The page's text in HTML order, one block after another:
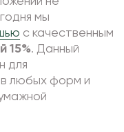
мы
с качественным
15%. Данный
для
любых форм и